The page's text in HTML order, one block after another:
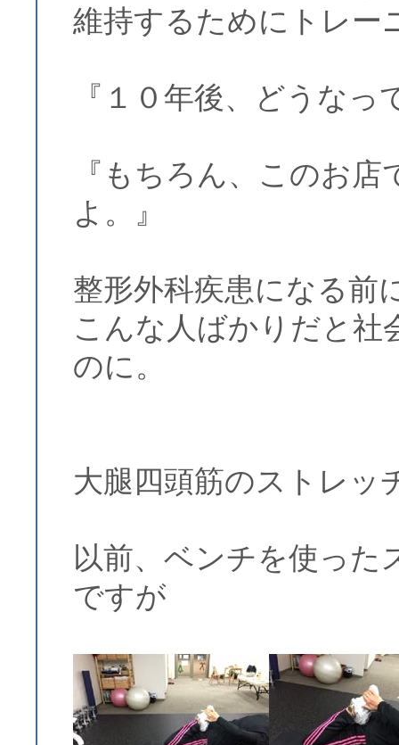
維持するためにトレー
『１０年後、どうな
『もちろん、このお
よ。』
整形外科疾患になる前
こんな人ばかりだと社
のに。
大腿四頭筋のストレッ
以前、ベンチを使った
ですが